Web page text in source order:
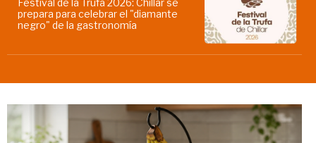
Festival de la Trufa 2026: Chillar se
prepara para celebrar el "diamante
negro" de la gastronomía